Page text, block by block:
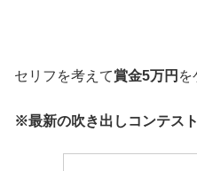
セリフを考えて賞金5万円 を
※最新の吹き出しコンテス